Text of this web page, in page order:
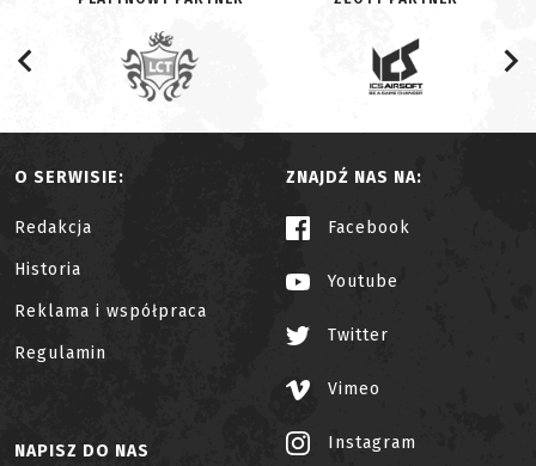
O SERWISIE:
Redakcja
Historia
Reklama i współpraca
Regulamin
ZNAJDŹ NAS NA:
Facebook
Youtube
Twitter
Vimeo
Instagram
NAPISZ DO NAS